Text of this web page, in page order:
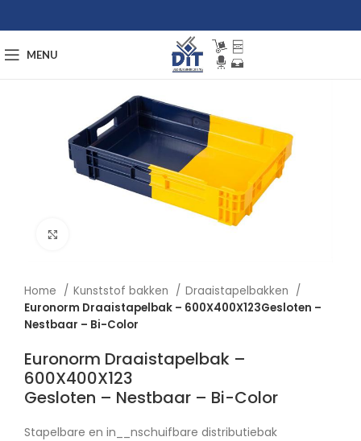
MENU
Home Kunststof bakken
Draaistapelbakken
Euronorm Draaistapelbak – 600X400X123Gesloten –
Nestbaar – Bi-Color
Euronorm Draaistapelbak –
600X400X123
Gesloten – Nestbaar – Bi-Color
Stapelbare en in__nschuifbare distributiebak